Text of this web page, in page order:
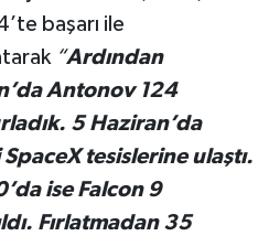
başarı ile
“Ardından
Antonov 124
5 Haziran’da
tesislerine ulaştı.
ise Falcon 9
Fırlatmadan 35